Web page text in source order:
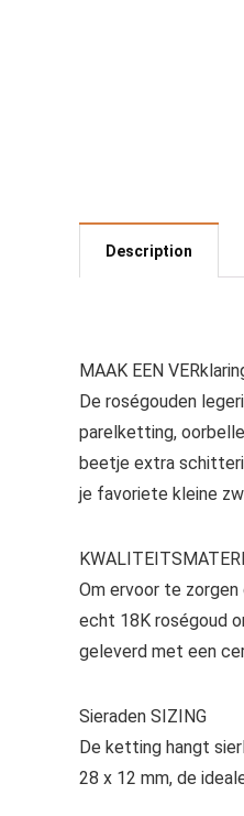
Description
MAAK EEN
De roségouden
parelketting,
beetje extra
je favoriete kleine
Om ervoor te
echt 18K roségoud
geleverd met een
Sieraden SIZING
De ketting hangt
28 x 12 mm, de